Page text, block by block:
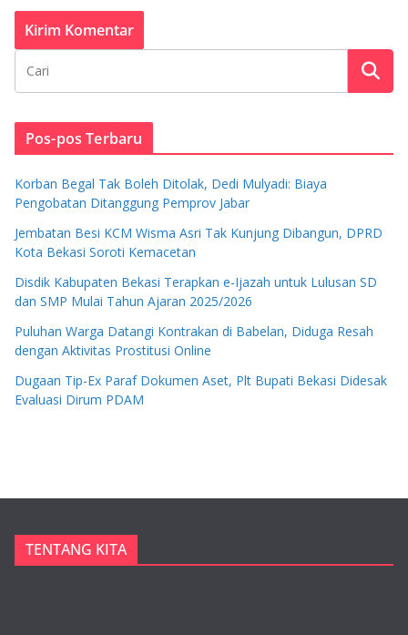
Pos-pos Terbaru
Korban Begal Tak Boleh Ditolak, Dedi Mulyadi: Biaya
Pengobatan Ditanggung Pemprov Jabar
Jembatan Besi KCM Wisma Asri Tak Kunjung Dibangun, DPRD
Kota Bekasi Soroti Kemacetan
Disdik Kabupaten Bekasi Terapkan e-Ijazah untuk Lulusan SD
dan SMP Mulai Tahun Ajaran 2025/2026
Puluhan Warga Datangi Kontrakan di Babelan, Diduga Resah
dengan Aktivitas Prostitusi Online
Dugaan Tip-Ex Paraf Dokumen Aset, Plt Bupati Bekasi Didesak
Evaluasi Dirum PDAM
TENTANG KITA